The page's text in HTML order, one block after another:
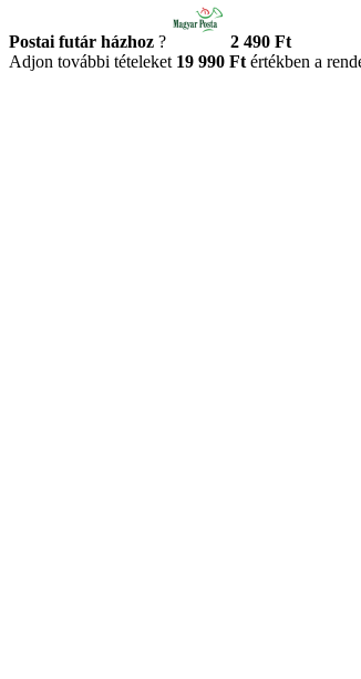
Postai futár házhoz ?
2 490 Ft
Adjon további tételeket 19 990 Ft értékben a